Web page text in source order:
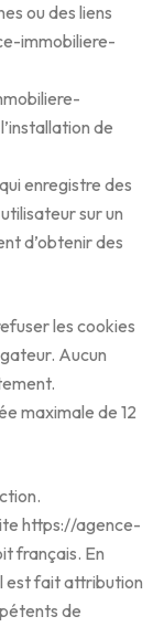
ou des liens
immobiliere-
de
enregistre des
sur un
d’obtenir des
les cookies
Aucun
maximale de 12
https://agence-
français. En
est fait attribution
de